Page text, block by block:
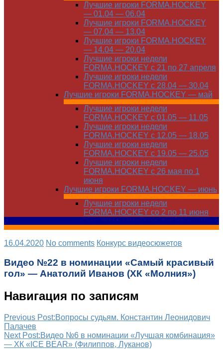
Лучшие игроки FORMA.HOCKEY
— 01.04 — 06.04
Лучшие игроки FORMA.HOCKEY
— 07.04 — 13.04
Лучшие игроки FORMA.HOCKEY
— 14.04 — 20.04
Лучшие игроки недели
FORMA.HOCKEY с 21 по 27 апреля
Лучшие игроки недели
FORMA.HOCKEY с 28.04 — 30.04
Лучшие игроки FORMA.HOCKEY — май
Лучшие игроки недели
FORMA.HOCKEY с 01.05 — 11.05
Лучшие игроки недели
FORMA.HOCKEY с 12.05 — 18.05
Лучшие игроки недели
FORMA.HOCKEY с 19.05 — 25.05
Лучшие игроки недели
FORMA.HOCKEY с 26 мая по 1
июня
Лучшие игроки FORMA.HOCKEY — июнь
Лучшие игроки недели
FORMA.HOCKEY со 2 по 11 июня
16.04.2020 No comments Конкурс видеосюжетов
Видео №22 в номинации «Самый красивый
гол» — Анатолий Иванов (ХК «Молния»)
Навигация по записям
Previous Post:Вопросы судьям. Константин Леонидович
Палачев
Next Post:Видео №6 в номинации «Лучшая комбинация»
— ХК «ICE BEAR» (Филиппов, Луканов)